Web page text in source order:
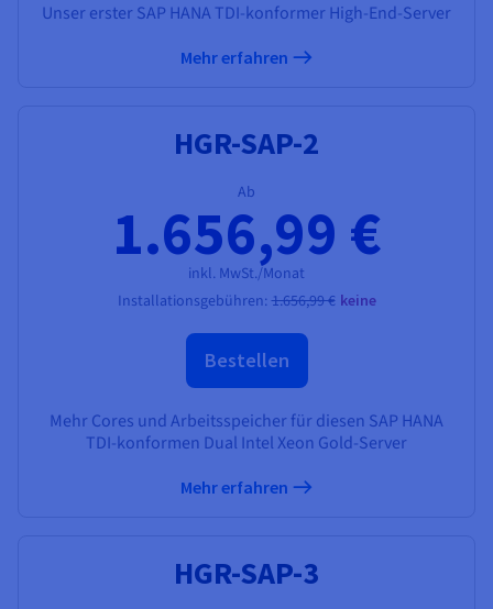
Unser erster SAP HANA TDI-konformer High-End-Server
Mehr erfahren
HGR-SAP-2
Ab
1.656,99 €
inkl. MwSt./Monat
Installationsgebühren:1.656,99 € keine
Bestellen
Mehr Cores und Arbeitsspeicher für diesen SAP HANA
TDI-konformen Dual Intel Xeon Gold-Server
Mehr erfahren
HGR-SAP-3